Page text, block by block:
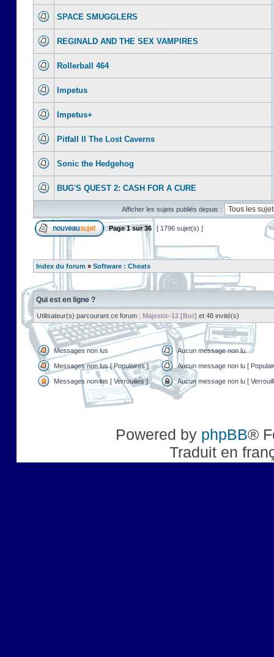
SPACE SMUGGLERS
REGINALD AND THE SEX VAMPIRES
Rollerball 464
Impetus
Impetus+
Pitfall II The Lost Caverns
Sonic the Hedgehog
BUG'S QUEST 2: CASH FOR A CURE
Afficher les sujets publiés depuis :
Page1sur36 [ 1796 sujet(s) ]
Index du forum » Software : Cheats
Qui est en ligne ?
Utilisateur(s) parcourant ce forum : Majestic-12 [Bot] et 48 invité(s)
Messages non lus Aucun message non lu
Messages non lus [ Populaires ] Aucun message non lu [
Messages non lus [ Verrouillés ] Aucun message non lu [
Powered by phpBB®
Traduit en